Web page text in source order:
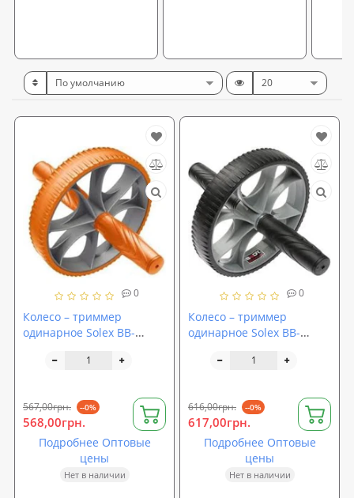
0
Колесо – триммер
одинарное Solex BB-
567,00грн. --0%
568,00грн.
Подробнее Оптовые
цены
Нет в наличии
0
Колесо – триммер
одинарное Solex BB-
616,00грн. --0%
617,00грн.
Подробнее Оптовые
цены
Нет в наличии